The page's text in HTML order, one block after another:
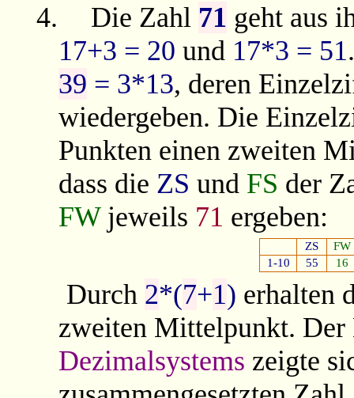
4.
Die Zahl 71 geht aus
17+3 = 20 und 17*3 = 51
39 = 3*13, deren
wiedergeben. Die
Punkten einen zweiten
dass die ZS und FS der
FWjeweils 71 ergeben:
ZS
FW
1-10
55 16
Durch 2*(7+1) erhalten
zweiten Mittelpunkt. Der
Dezimalsystems zeigte